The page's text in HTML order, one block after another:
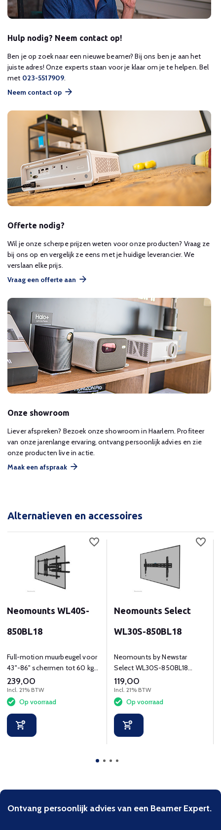
Hulp nodig? Neem contact op!
Ben je op zoek naar een nieuwe beamer? Bij ons ben je aan het
juiste adres! Onze experts staan voor je klaar om je te helpen. Bel
met 023-5517909.
Neem contact op
Offerte nodig?
Wil je onze scherpe prijzen weten voor onze producten? Vraag ze
bij ons op en vergelijk ze eens met je huidige leverancier. We
verslaan elke prijs.
Vraag een offerte aan
Onze showroom
Liever afspreken? Bezoek onze showroom in Haarlem. Profiteer
van onze jarenlange ervaring, ontvang persoonlijk advies en zie
onze producten live in actie.
Maak een afspraak
Alternatieven en accessoires
Neomounts WL40S-
850BL18
Full-motion muurbeugel voor
43"-86" schermen tot 60 kg,
met kantel- en zwenkfunctie.
239,00
Incl. 21% BTW
Op voorraad
Neomounts Select
WL30S-850BL18
Neomounts by Newstar
Select WL30S-850BL18
vlakke wandsteun voor 43-
98" schermen - Zwart
119,00
Incl. 21% BTW
Op voorraad
Ontvang persoonlijk advies van een Beamer Expert.